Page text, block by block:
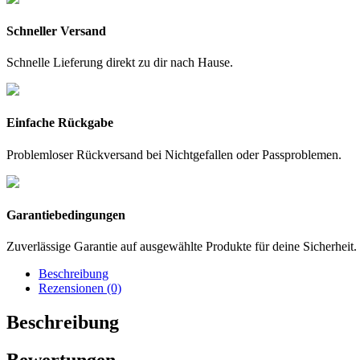
Schneller Versand
Schnelle Lieferung direkt zu dir nach Hause.
Einfache Rückgabe
Problemloser Rückversand bei Nichtgefallen oder Passproblemen.
Garantiebedingungen
Zuverlässige Garantie auf ausgewählte Produkte für deine Sicherheit.
Beschreibung
Rezensionen (0)
Beschreibung